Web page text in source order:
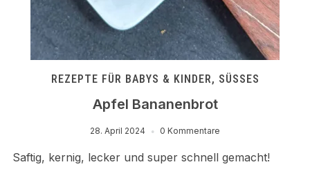
REZEPTE FÜR BABYS & KINDER, SÜSSES
Apfel Bananenbrot
28. April 2024 0 Kommentare
Saftig, kernig, lecker und super schnell gemacht!